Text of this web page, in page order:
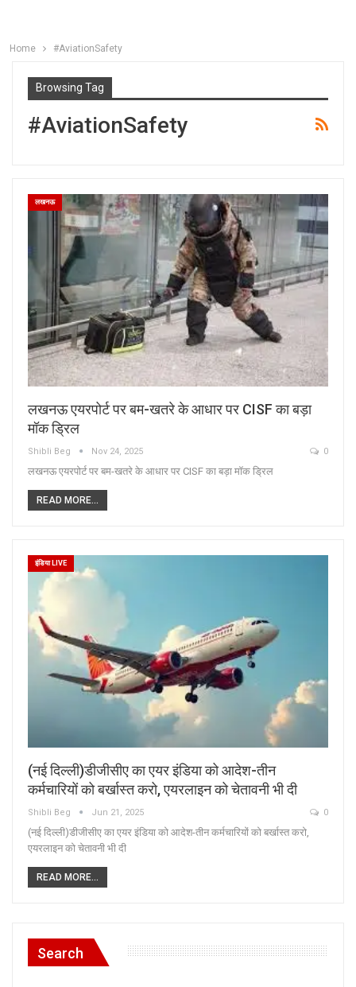
Home #AviationSafety
Browsing Tag
#AviationSafety
लखनऊ
लखनऊ एयरपोर्ट पर बम-खतरे के आधार पर CISF का बड़ा
मॉक ड्रिल
Shibli Beg Nov 24, 2025 0
लखनऊ एयरपोर्ट पर बम-खतरे के आधार पर CISF का बड़ा मॉक ड्रिल
READ MORE...
इंडिया LIVE
(नई दिल्ली)डीजीसीए का एयर इंडिया को आदेश-तीन
कर्मचारियों को बर्खास्त करो, एयरलाइन को चेतावनी भी दी
Shibli Beg Jun 21, 2025 0
(नई दिल्ली)डीजीसीए का एयर इंडिया को आदेश-तीन कर्मचारियों को बर्खास्त करो,
एयरलाइन को चेतावनी भी दी
READ MORE...
Search